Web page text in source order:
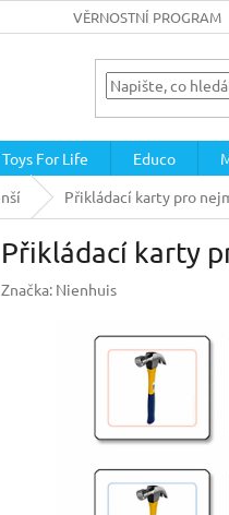
VĚRNOSTNÍ PROGRAM
Toys For Life Educo
Přikládací karty pro
Přikládací karty
Značka: Nienhuis